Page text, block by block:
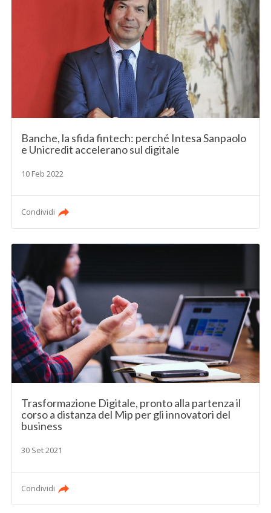
Banche, la sfida fintech: perché Intesa Sanpaolo
e Unicredit accelerano sul digitale
10 Feb 2022
Condividi
Trasformazione Digitale, pronto alla partenza il
corso a distanza del Mip per gli innovatori del
business
30 Set 2021
Condividi